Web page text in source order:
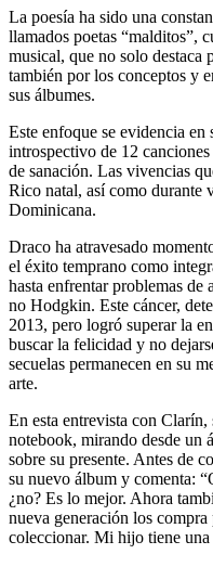
La poesía ha sido una
llamados poetas “malditos”,
musical, que no solo destaca
también por los conceptos y
sus álbumes.
Este enfoque se evidencia
introspectivo de 12
de sanación. Las vivencias
Rico natal, así como durante
Dominicana.
Draco ha atravesado
el éxito temprano como
hasta enfrentar problemas
no Hodgkin. Este cáncer,
2013, pero logró superar la
buscar la felicidad y no
secuelas permanecen en su
arte.
En esta entrevista con Clarín,
notebook, mirando desde un
sobre su presente. Antes de
su nuevo álbum y comenta:
¿no? Es lo mejor. Ahora
nueva generación los
coleccionar. Mi hijo tiene una